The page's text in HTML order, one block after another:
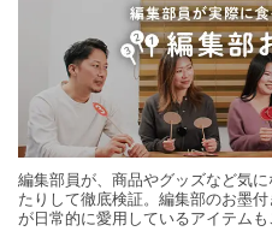
編集部員が、商品やグッズなど気
たりして徹底検証。編集部のお墨
が日常的に愛用しているアイテムも